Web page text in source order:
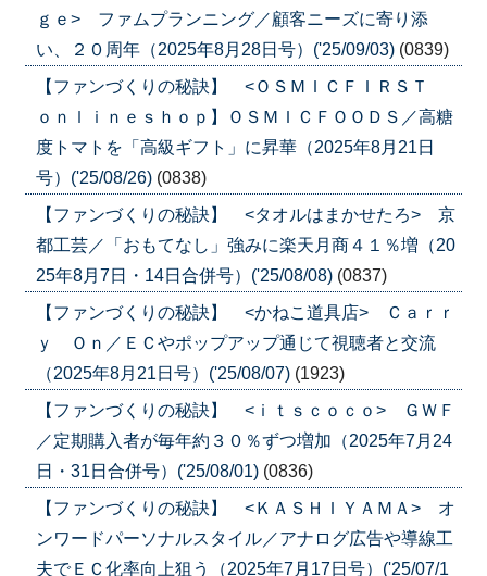
ｇｅ> ファムプランニング／顧客ニーズに寄り添
い、２０周年（2025年8月28日号）('25/09/03) (0839)
【ファンづくりの秘訣】 <ＯＳＭＩＣＦＩＲＳＴ
ｏｎｌｉｎｅｓｈｏｐ】ＯＳＭＩＣＦＯＯＤＳ／高糖
度トマトを「高級ギフト」に昇華（2025年8月21日
号）('25/08/26) (0838)
【ファンづくりの秘訣】 <タオルはまかせたろ> 京
都工芸／「おもてなし」強みに楽天月商４１％増（20
25年8月7日・14日合併号）('25/08/08) (0837)
【ファンづくりの秘訣】 <かねこ道具店> Ｃａｒｒ
ｙ Ｏｎ／ＥＣやポップアップ通じて視聴者と交流
（2025年8月21日号）('25/08/07) (1923)
【ファンづくりの秘訣】 <ｉｔｓｃｏｃｏ> ＧＷＦ
／定期購入者が毎年約３０％ずつ増加（2025年7月24
日・31日合併号）('25/08/01) (0836)
【ファンづくりの秘訣】 <ＫＡＳＨＩＹＡＭＡ> オ
ンワードパーソナルスタイル／アナログ広告や導線工
夫でＥＣ化率向上狙う（2025年7月17日号）('25/07/1